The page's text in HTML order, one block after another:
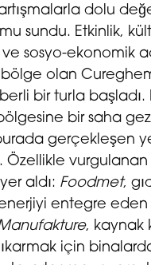
dolu
sundu. Etkinlik,
sosyo-ekonomik
olan
bir turla başladı.
bir saha
gerçekleşen
Özellikle
aldı: Foodmet,
entegre eden
, kaynak
için